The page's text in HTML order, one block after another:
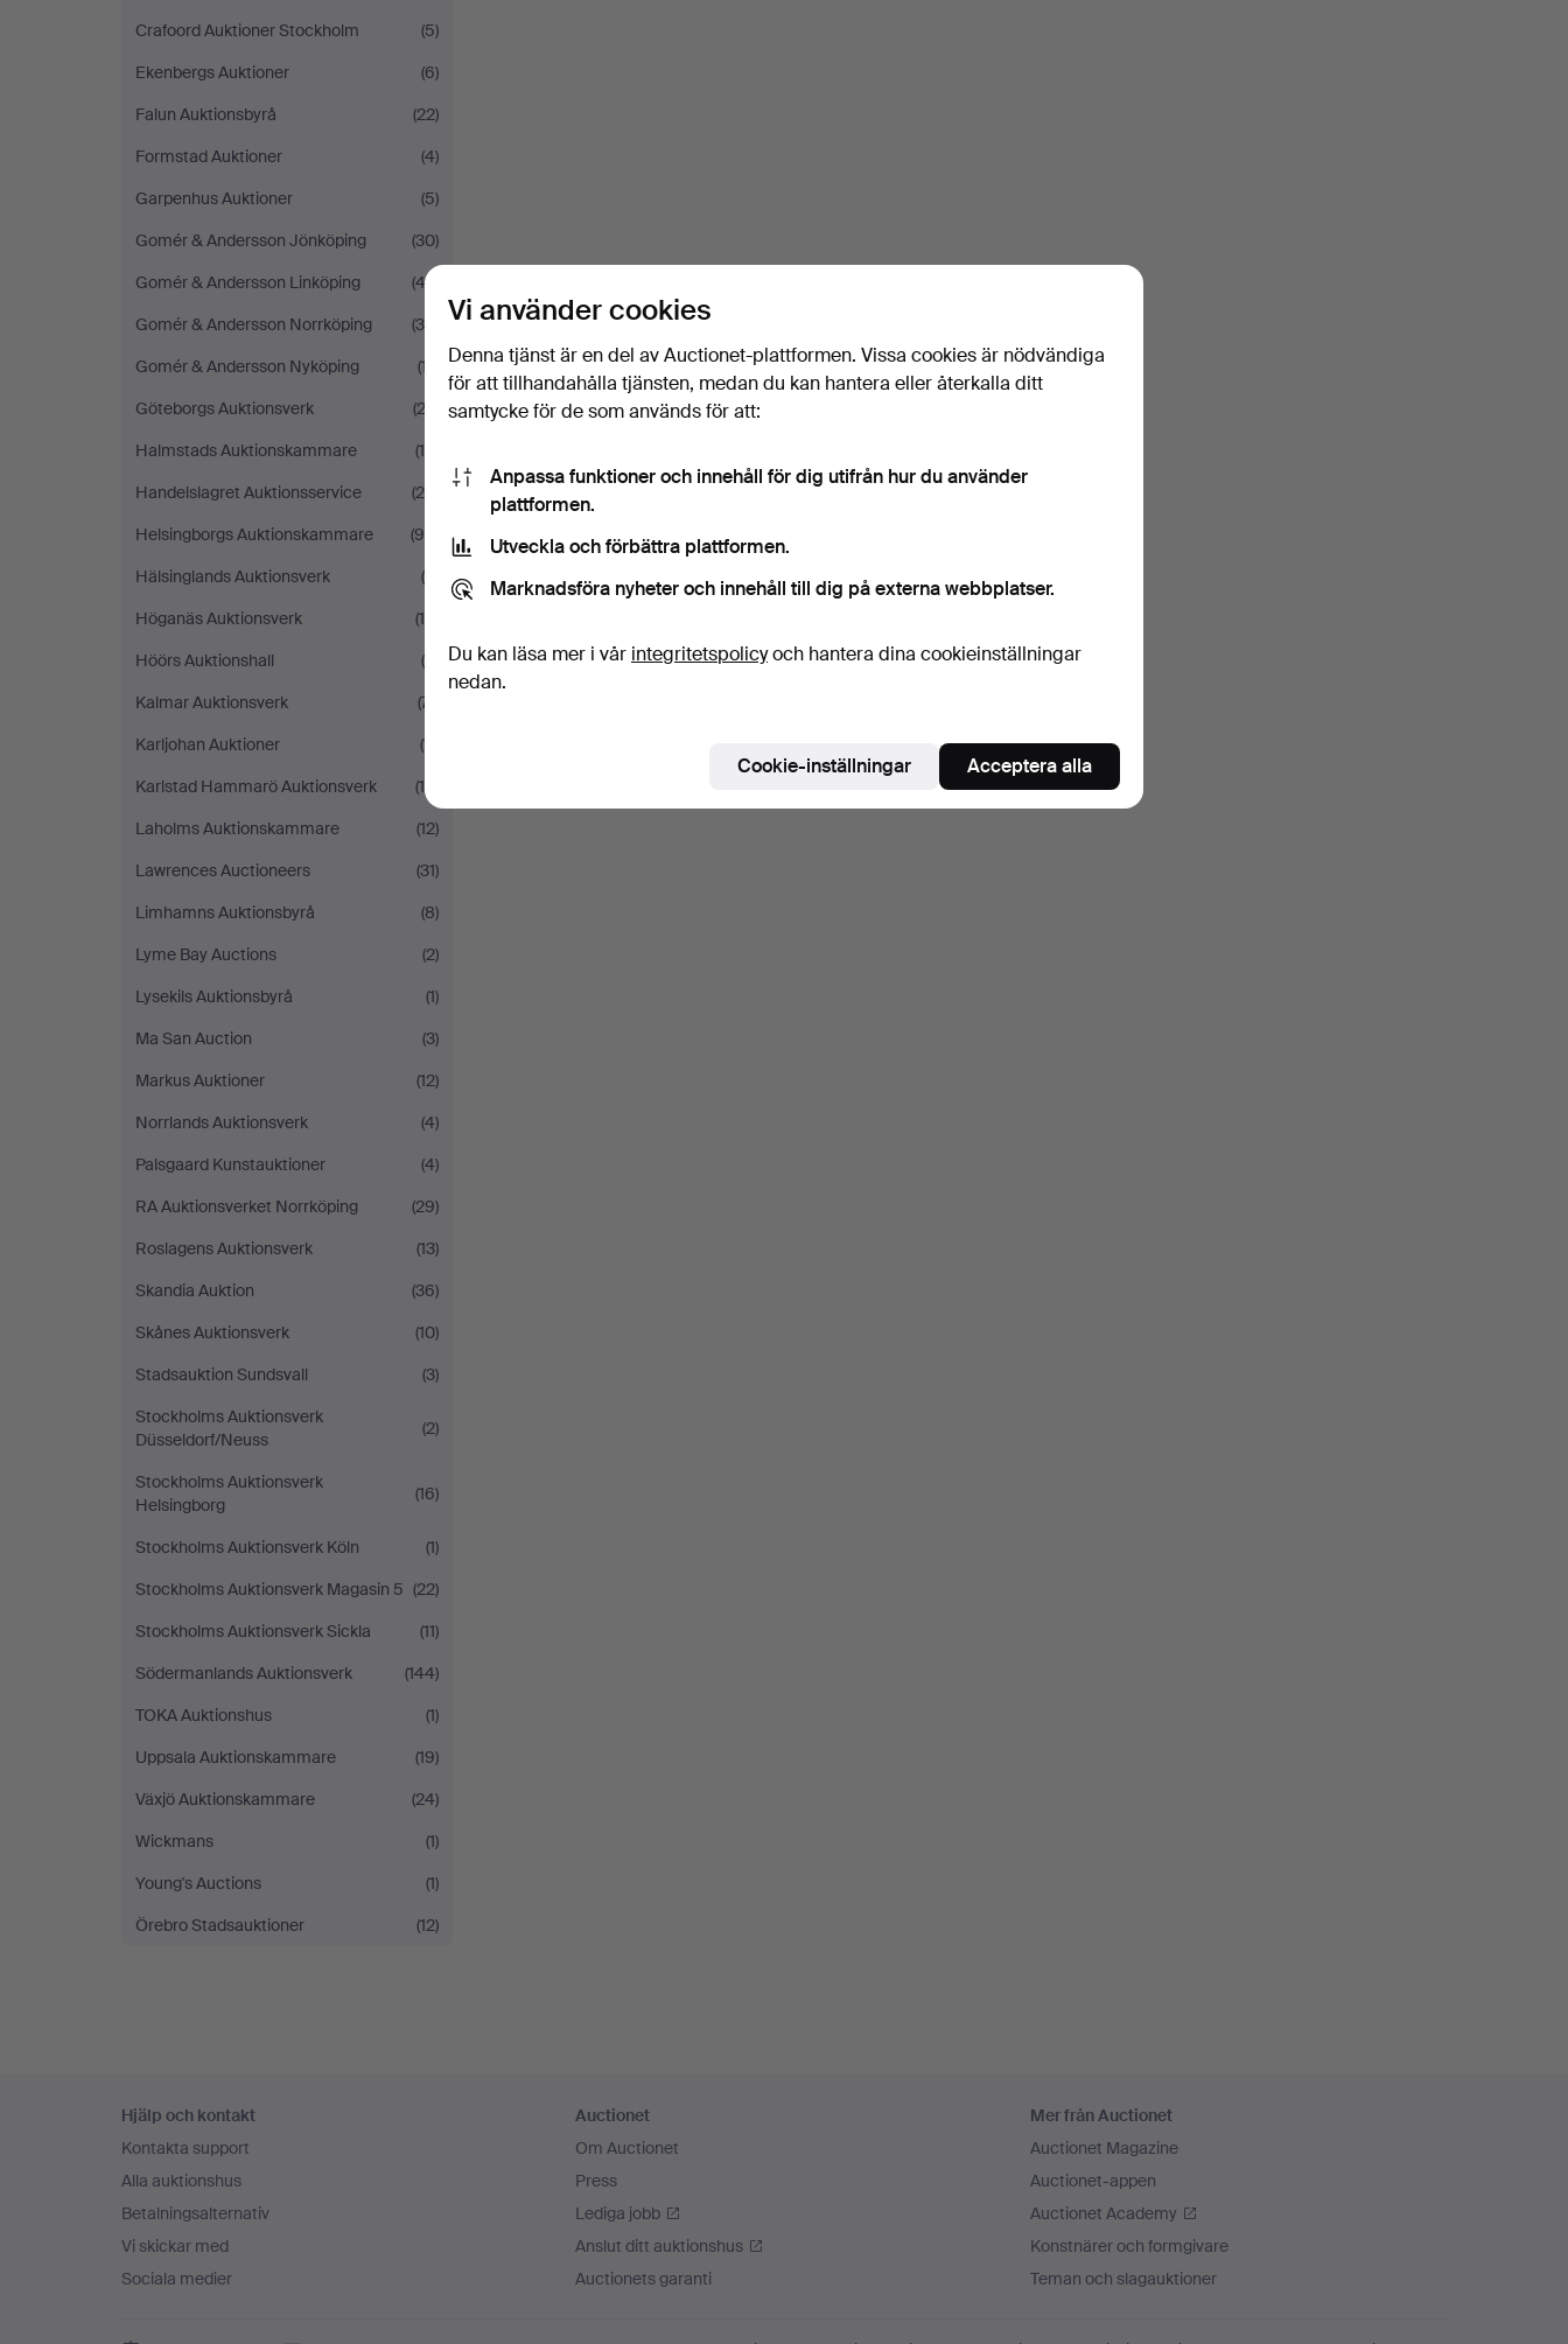
Crafoord Auktioner Stockholm
(5)
Ekenbergs Auktioner
(6)
Falun Auktionsbyrå
(22)
Formstad Auktioner
(4)
Garpenhus Auktioner
(5)
Gomér & Andersson Jönköping
(30)
Gomér & Andersson Linköping
(42)
Gomér & Andersson Norrköping
(34)
Gomér & Andersson Nyköping
(17)
Göteborgs Auktionsverk
(23)
Halmstads Auktionskammare
(14)
Handelslagret Auktionsservice
(26)
Helsingborgs Auktionskammare
(90)
Hälsinglands Auktionsverk
(4)
Höganäs Auktionsverk
(10)
Höörs Auktionshall
(6)
Kalmar Auktionsverk
(71)
Karljohan Auktioner
(11)
Karlstad Hammarö Auktionsverk
(10)
Laholms Auktionskammare
(12)
Lawrences Auctioneers
(31)
Limhamns Auktionsbyrå
(8)
Lyme Bay Auctions
(2)
Lysekils Auktionsbyrå
(1)
Ma San Auction
(3)
Markus Auktioner
(12)
Norrlands Auktionsverk
(4)
Palsgaard Kunstauktioner
(4)
RA Auktionsverket Norrköping
(29)
Roslagens Auktionsverk
(13)
Skandia Auktion
(36)
Skånes Auktionsverk
(10)
Stadsauktion Sundsvall
(3)
Stockholms Auktionsverk
Düsseldorf/Neuss
(2)
Stockholms Auktionsverk
Helsingborg
(16)
Stockholms Auktionsverk Köln
(1)
Stockholms Auktionsverk Magasin 5 (22)
Stockholms Auktionsverk Sickla
(11)
Södermanlands Auktionsverk
(144)
TOKA Auktionshus
(1)
Uppsala Auktionskammare
(19)
Växjö Auktionskammare
(24)
Wickmans
(1)
Young's Auctions
(1)
Örebro Stadsauktioner
(12)
Hjälp och kontakt
Kontakta support
Alla auktionshus
Betalningsalternativ
Vi skickar med
Sociala medier
Auctionet
Om Auctionet
Press
Lediga jobb
Anslut ditt auktionshus
Auctionets garanti
Mer från Auctionet
Auctionet Magazine
Auctionet-appen
Auctionet Academy
Konstnärer och formgivare
Teman och slagauktioner
Vi använder cookies
Denna tjänst är en del av Auctionet-plattformen. Vissa cookies är nödvändiga
för att tillhandahålla tjänsten, medan du kan hantera eller återkalla ditt
samtycke för de som används för att:
Anpassa funktioner och innehåll för dig utifrån hur du använder
plattformen.
Utveckla och förbättra plattformen.
Marknadsföra nyheter och innehåll till dig på externa webbplatser.
Du kan läsa mer i vår integritetspolicyoch hantera dina cookieinställningar
nedan.
Cookie-inställningar Acceptera alla